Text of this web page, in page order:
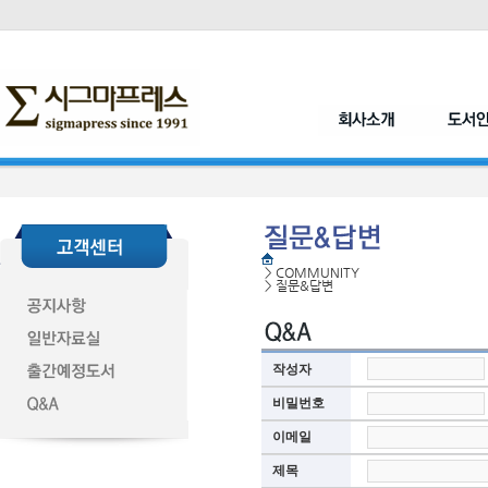
> COMMUNITY
> 질문&답변
작성자
비밀번호
이메일
제목